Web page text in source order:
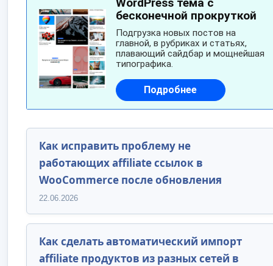
Как исправить проблему не
работающих affiliate ссылок в
WooCommerce после обновления
22.06.2026
Как сделать автоматический импорт
affiliate продуктов из разных сетей в